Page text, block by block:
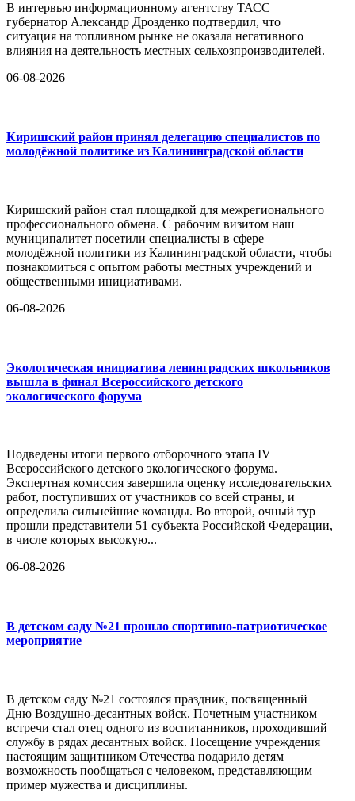
В интервью информационному агентству ТАСС
губернатор Александр Дрозденко подтвердил, что
ситуация на топливном рынке не оказала негативного
влияния на деятельность местных сельхозпроизводителей.
06-08-2026
Киришский район принял делегацию специалистов по
молодёжной политике из Калининградской области
Киришский район стал площадкой для межрегионального
профессионального обмена. С рабочим визитом наш
муниципалитет посетили специалисты в сфере
молодёжной политики из Калининградской области, чтобы
познакомиться с опытом работы местных учреждений и
общественными инициативами.
06-08-2026
Экологическая инициатива ленинградских школьников
вышла в финал Всероссийского детского
экологического форума
Подведены итоги первого отборочного этапа IV
Всероссийского детского экологического форума.
Экспертная комиссия завершила оценку исследовательских
работ, поступивших от участников со всей страны, и
определила сильнейшие команды. Во второй, очный тур
прошли представители 51 субъекта Российской Федерации,
в числе которых высокую...
06-08-2026
В детском саду №21 прошло спортивно-патриотическое
мероприятие
В детском саду №21 состоялся праздник, посвященный
Дню Воздушно-десантных войск. Почетным участником
встречи стал отец одного из воспитанников, проходивший
службу в рядах десантных войск. Посещение учреждения
настоящим защитником Отечества подарило детям
возможность пообщаться с человеком, представляющим
пример мужества и дисциплины.